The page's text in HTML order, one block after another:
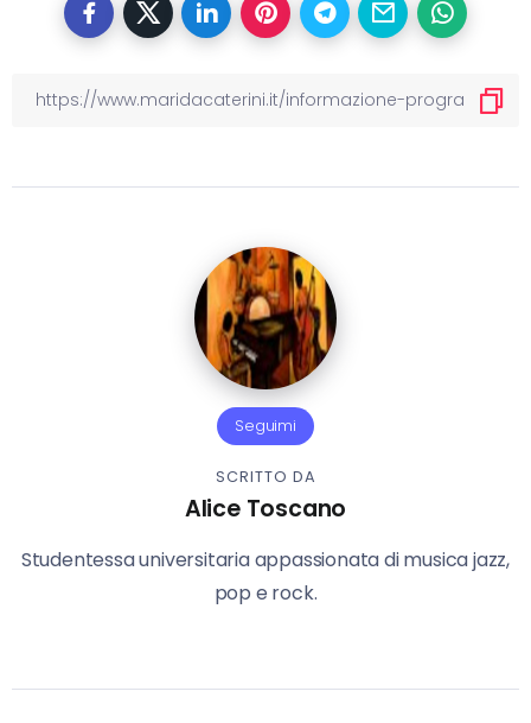
Seguimi
SCRITTO DA
Alice Toscano
Studentessa universitaria appassionata di musica jazz,
pop e rock.